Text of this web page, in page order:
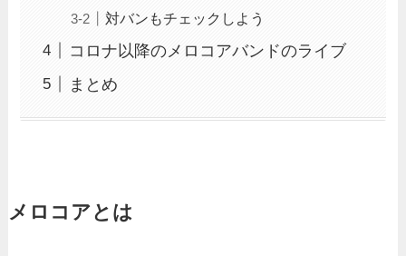
対バンもチェックしよう
コロナ以降のメロコアバンドのライブ
まとめ
メロコアとは